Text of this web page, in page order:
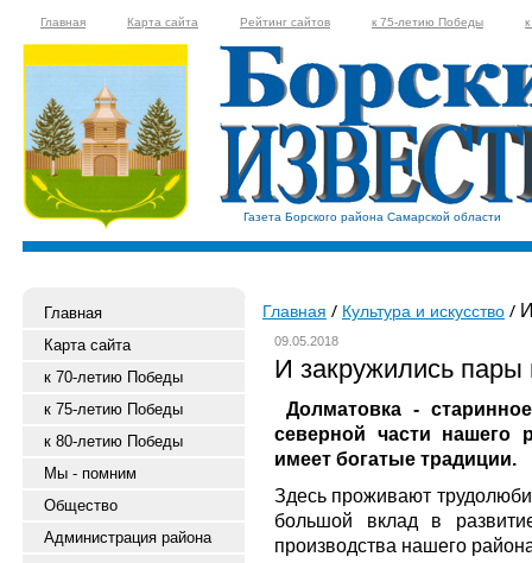
Главная Карта сайта Рейтинг сайтов к 75-летию Победы
Газета Борского района Самарской области
Главная
Карта сайта
к 70-летию Победы
к 75-летию Победы
к 80-летию Победы
Мы - помним
Общество
Администрация района
Главная Культура и искусство
09.05.2018
И закружились пары
Долматовка -
северной части нашего
имеет богатые традиции.
Здесь проживают
большой вклад в развитие
производства нашего